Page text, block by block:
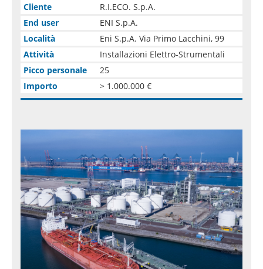
Cliente
R.I.ECO. S.p.A.
End user
ENI S.p.A.
Località
Eni S.p.A. Via Primo Lacchini, 99
Attività
Installazioni Elettro-Strumentali
Picco personale
25
Importo
> 1.000.000 €